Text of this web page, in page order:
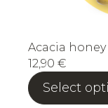
Acacia
12,90 €
Select